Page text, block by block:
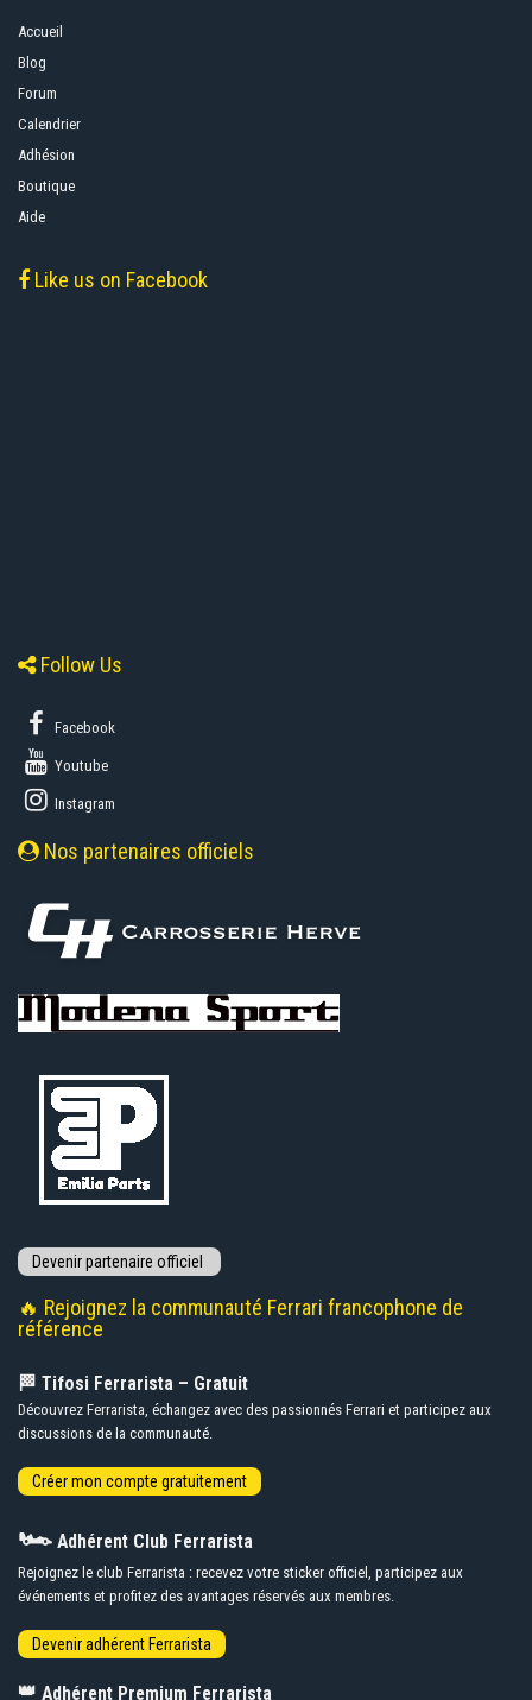
Accueil
Blog
Forum
Calendrier
Adhésion
Boutique
Aide
Like us on Facebook
Follow Us
Facebook
Youtube
Instagram
Nos partenaires officiels
🔥 Rejoignez la communauté Ferrari francophone de
référence
🏁 Tifosi Ferrarista – Gratuit
Découvrez Ferrarista, échangez avec des passionnés Ferrari et participez aux
discussions de la communauté.
🏎️ Adhérent Club Ferrarista
Rejoignez le club Ferrarista : recevez votre sticker officiel, participez aux
événements et profitez des avantages réservés aux membres.
👑 Adhérent Premium Ferrarista